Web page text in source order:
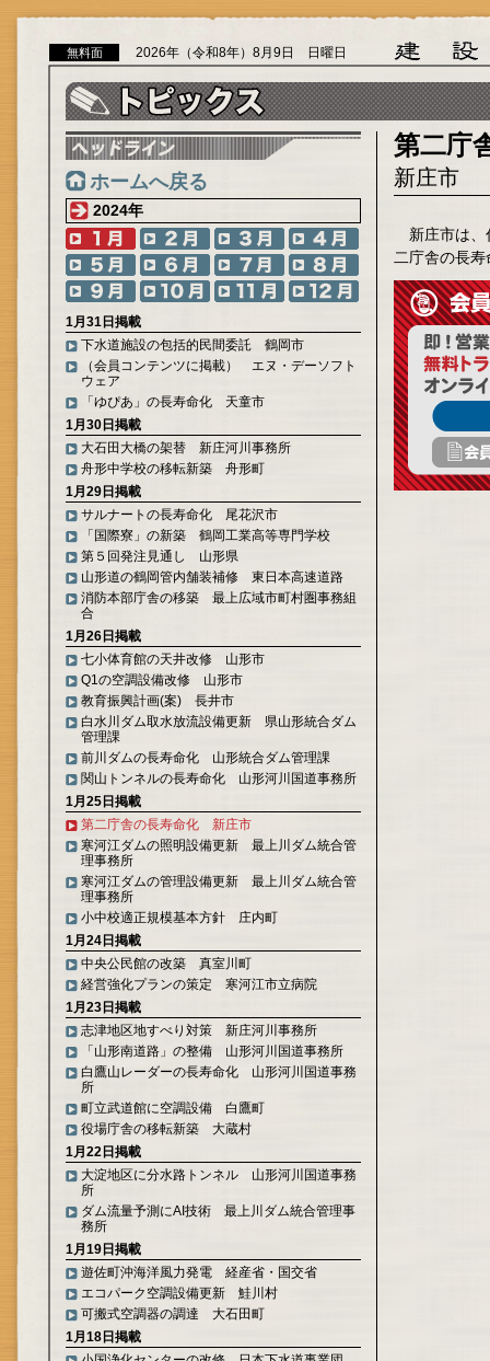
無料面 2026年（令和8年）8月9日 日曜日
ホームへ戻る
2024年
1月31日掲載
下水道施設の包括的民間委託 鶴岡市
（会員コンテンツに掲載） エヌ・デーソフト
ウェア
「ゆぴあ」の長寿命化 天童市
1月30日掲載
大石田大橋の架替 新庄河川事務所
舟形中学校の移転新築 舟形町
1月29日掲載
サルナートの長寿命化 尾花沢市
「国際寮」の新築 鶴岡工業高等専門学校
第５回発注見通し 山形県
山形道の鶴岡管内舗装補修 東日本高速道路
消防本部庁舎の移築 最上広域市町村圏事務組
合
1月26日掲載
七小体育館の天井改修 山形市
Q1の空調設備改修 山形市
教育振興計画(案) 長井市
白水川ダム取水放流設備更新 県山形統合ダム
管理課
前川ダムの長寿命化 山形統合ダム管理課
関山トンネルの長寿命化 山形河川国道事務所
1月25日掲載
第二庁舎の長寿命化 新庄市
寒河江ダムの照明設備更新 最上川ダム統合管
理事務所
寒河江ダムの管理設備更新 最上川ダム統合管
理事務所
小中校適正規模基本方針 庄内町
1月24日掲載
中央公民館の改築 真室川町
経営強化プランの策定 寒河江市立病院
1月23日掲載
志津地区地すべり対策 新庄河川事務所
「山形南道路」の整備 山形河川国道事務所
白鷹山レーダーの長寿命化 山形河川国道事務
所
町立武道館に空調設備 白鷹町
役場庁舎の移転新築 大蔵村
1月22日掲載
大淀地区に分水路トンネル 山形河川国道事務
所
ダム流量予測にAI技術 最上川ダム統合管理事
務所
1月19日掲載
遊佐町沖海洋風力発電 経産省・国交省
エコパーク空調設備更新 鮭川村
可搬式空調器の調達 大石田町
1月18日掲載
第二庁
新庄市
新庄市は、
二庁舎の長